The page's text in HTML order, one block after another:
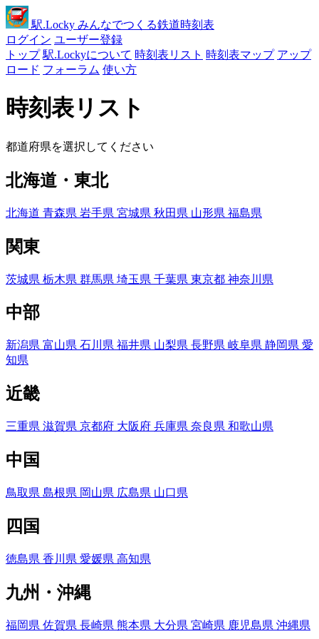
駅.Locky みんなでつくる鉄道時刻表
ログイン ユーザー登録
トップ 駅.Lockyについて 時刻表リスト 時刻表マップ アップ
ロード フォーラム 使い方
時刻表リスト
都道府県を選択してください
北海道・東北
北海道 青森県 岩手県 宮城県 秋田県 山形県 福島県
関東
茨城県 栃木県 群馬県 埼玉県 千葉県 東京都 神奈川県
中部
新潟県 富山県 石川県 福井県 山梨県 長野県 岐阜県 静岡県 愛
知県
近畿
三重県 滋賀県 京都府 大阪府 兵庫県 奈良県 和歌山県
中国
鳥取県 島根県 岡山県 広島県 山口県
四国
徳島県 香川県 愛媛県 高知県
九州・沖縄
福岡県 佐賀県 長崎県 熊本県 大分県 宮崎県 鹿児島県 沖縄県